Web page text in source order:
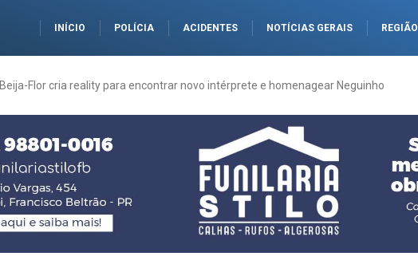
INÍCIO POLÍCIA ACIDENTES NOTÍCIAS GERAIS REGIÃO
Beija-Flor cria reality para encontrar novo intérprete e homenagear Neguinho